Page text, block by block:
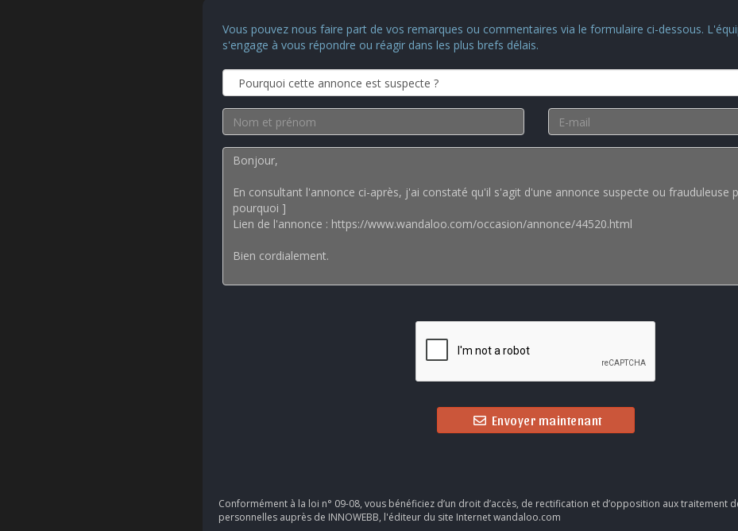
Vous pouvez nous faire part de vos remarques ou commentaires via le formulaire ci-dessous.
s'engage à vous répondre ou réagir dans les plus brefs délais.
Envoyer maintenant
Conformément à la loi n° 09-08, vous bénéficiez d’un droit d’accès, de rectification et d’opposition aux traitement
personnelles auprès de INNOWEBB, l'éditeur du site Internet wandaloo.com